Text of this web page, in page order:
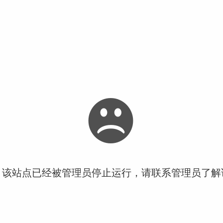
站点已经被管理员停止运行，请联系管理员了